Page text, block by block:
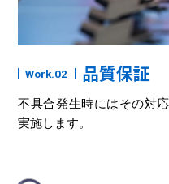
Work. 品質保証
不具合発生時にはその対
実施します。